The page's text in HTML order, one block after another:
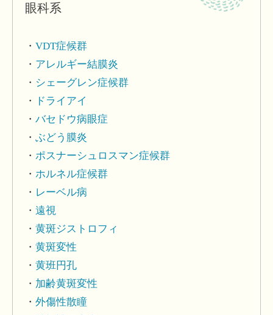
眼科系
VDT症候群
アレルギー結膜炎
シェーグレン症候群
ドライアイ
バセドウ病眼症
ぶどう膜炎
ポスナーシュロスマン症候群
ホルネル症候群
レーベル病
遠視
黄斑ジストロフィ
黄斑変性
黄班円孔
加齢黄斑変性
外傷性散瞳